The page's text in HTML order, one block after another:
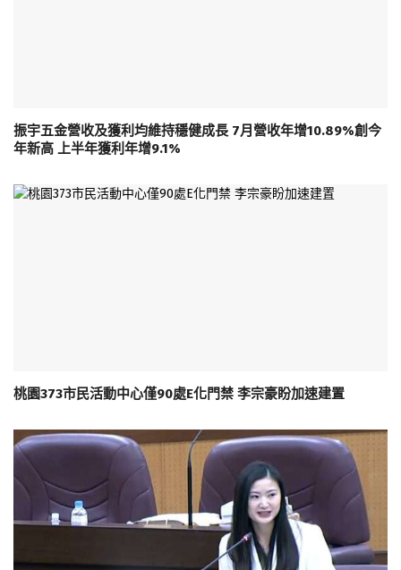
振宇五金營收及獲利均維持穩健成長 7月營收年增10.89%創今
年新高 上半年獲利年增9.1%
桃園373市民活動中心僅90處E化門禁 李宗豪盼加速建置